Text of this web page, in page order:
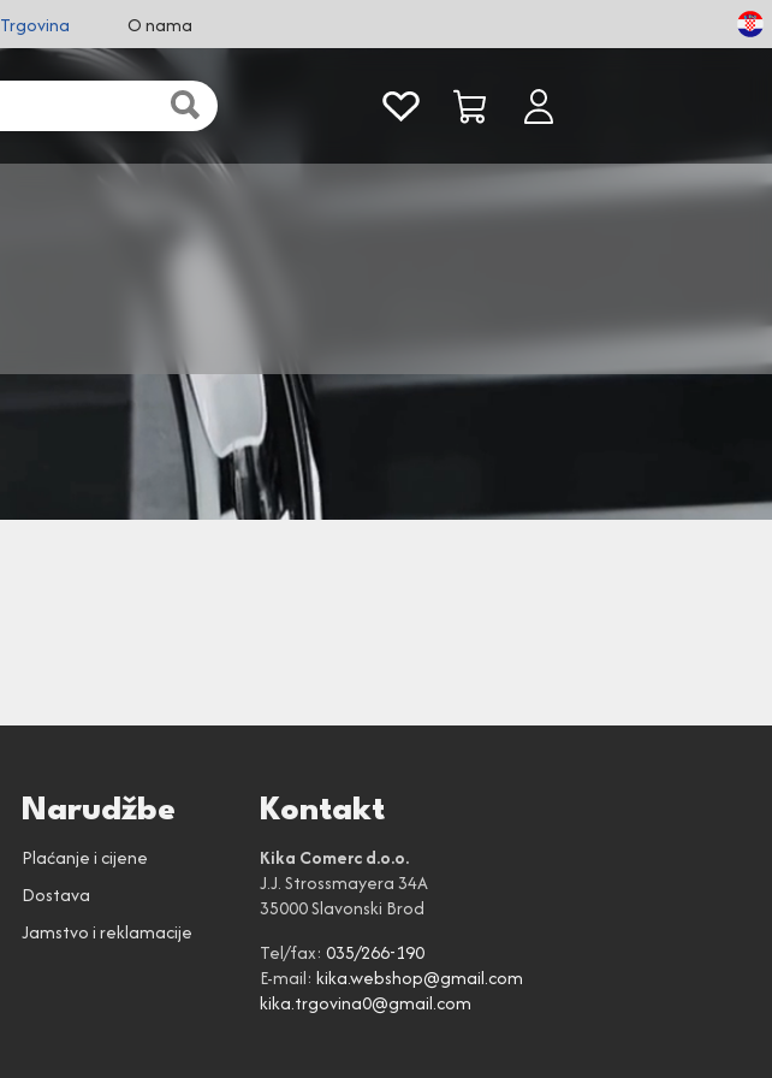
Trgovina O nama
Narudžbe
Plaćanje i cijene
Dostava
Jamstvo i reklamacije
Kontakt
Kika Comerc d.o.o.
J.J. Strossmayera 34A
35000 Slavonski Brod
Tel/fax: 035/266-190
E-mail: kika.webshop@gmail.com
kika.trgovina0@gmail.com